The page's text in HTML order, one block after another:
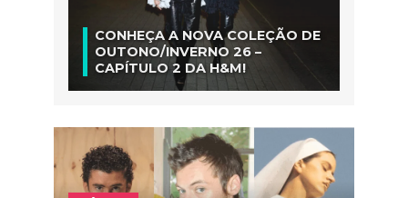
CONHEÇA A NOVA COLEÇÃO DE
OUTONO/INVERNO 26 –
CAPÍTULO 2 DA H&M!